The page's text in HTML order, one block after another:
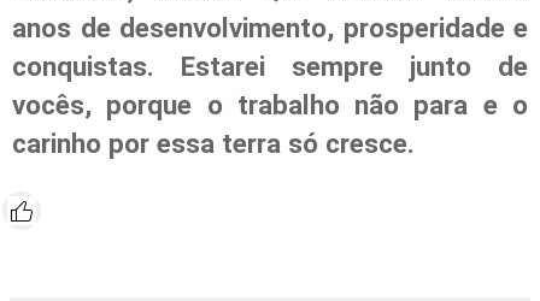
anos de desenvolvimento, prosperidade e
conquistas. Estarei sempre junto de
vocês, porque o trabalho não para e o
carinho por essa terra só cresce.